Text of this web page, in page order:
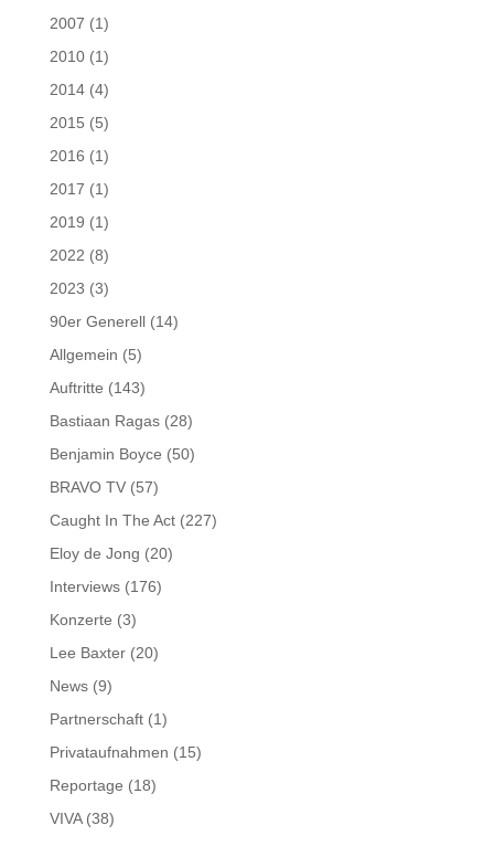
2007 (1)
2010(1)
2014(4)
2015 (5)
2016 (1)
2017 (1)
2019 (1)
2022 (8)
2023 (3)
90er Generell(14)
Allgemein (5)
Auftritte (143)
Bastiaan Ragas(28)
Benjamin Boyce (50)
BRAVO TV(57)
Caught In The Act(227)
Eloy de Jong (20)
Interviews(176)
Konzerte (3)
Lee Baxter(20)
News(9)
Partnerschaft(1)
Privataufnahmen (15)
Reportage (18)
VIVA(38)